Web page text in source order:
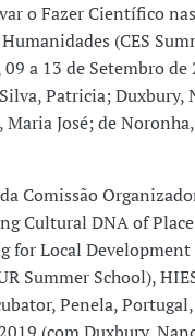
o Fazer Científico
(CES
a 13 de Setembro de
Patricia; Duxbury,
Maria José; de
Comissão
Cultural DNA of
for Local Development
Summer School),
Penela,